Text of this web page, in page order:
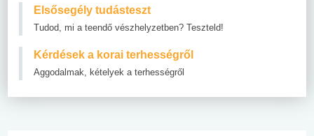
Elsősegély tudásteszt
Tudod, mi a teendő vészhelyzetben? Teszteld!
Kérdések a korai terhességről
Aggodalmak, kételyek a terhességről